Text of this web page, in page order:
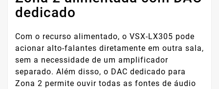
dedicado
Com o recurso alimentado, o VSX-LX305 pode
acionar alto-falantes diretamente em outra sala,
sem a necessidade de um amplificador
separado. Além disso, o DAC dedicado para
Zona 2 permite ouvir todas as fontes de áudio